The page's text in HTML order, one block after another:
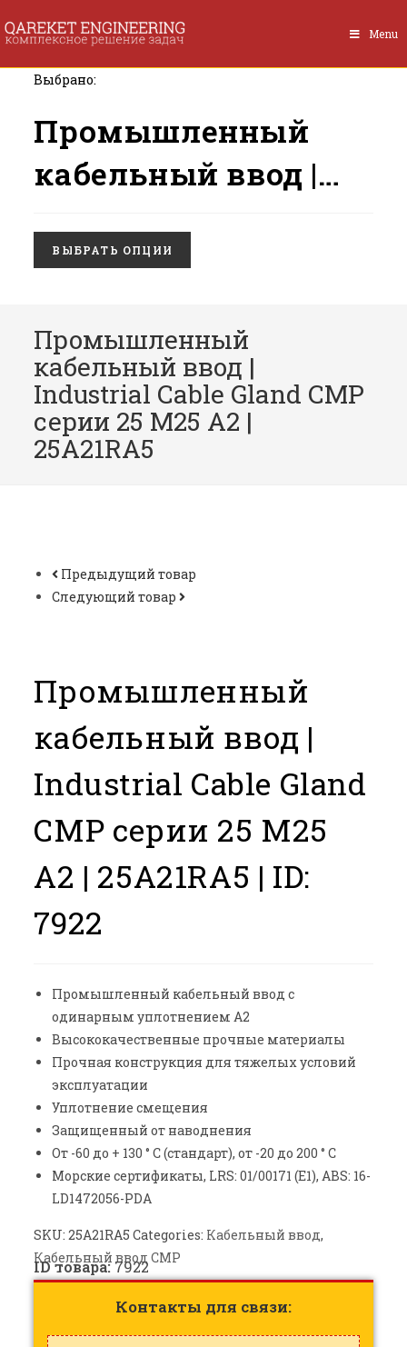
к
Menu
Выбрано:
Промышленный
кабельный ввод |…
ВЫБРАТЬ ОПЦИИ
Промышленный
кабельный ввод |
Industrial Cable Gland CMP
серии 25 M25 A2 |
25A21RA5
Предыдущий товар
Следующий товар
Промышленный
кабельный ввод |
Industrial Cable Gland
CMP серии 25 M25
A2 | 25A21RA5 | ID:
7922
Промышленный кабельный ввод с
одинарным уплотнением A2
Высококачественные прочные материалы
Прочная конструкция для тяжелых условий
эксплуатации
Уплотнение смещения
Защищенный от наводнения
От -60 до + 130 ° C (стандарт), от -20 до 200 ° C
Морские сертификаты, LRS: 01/00171 (E1), ABS: 16-
LD1472056-PDA
SKU:25A21RA5 Categories: Кабельный ввод,
Кабельный ввод CMP
ID товара:7922
Контакты для связи: